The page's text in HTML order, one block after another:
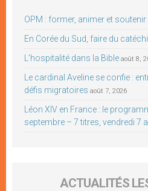
OPM : former, animer et
En Corée du Sud, faire du
L’hospitalité dans la Bible août 8,
Le cardinal Aveline se confie :
défis migratoires août 7, 2026
Léon XIV en France : le
septembre – 7 titres, vendredi 7
ACTUALITÉS